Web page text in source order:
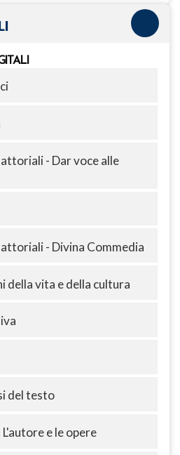
- Dar voce alle
- Divina Commedia
della vita e della cultura
del testo
e le opere